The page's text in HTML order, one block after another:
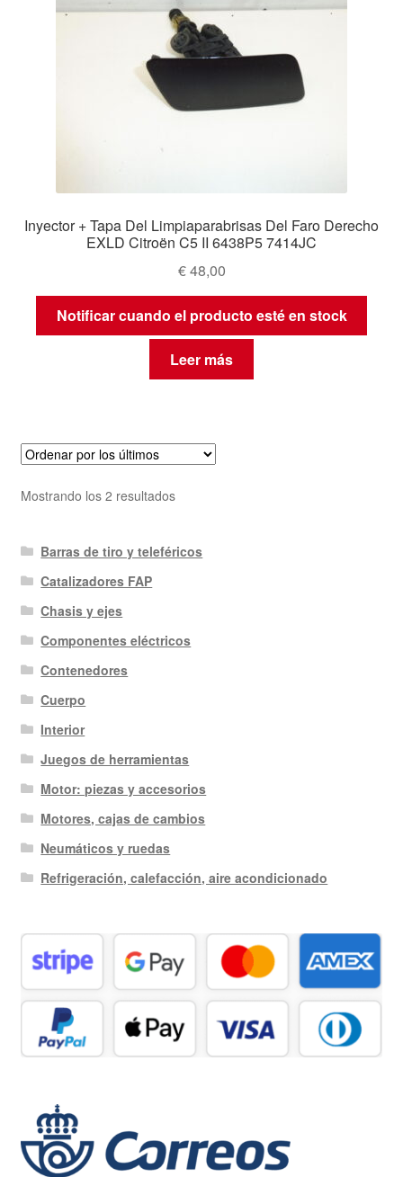
Inyector + Tapa Del Limpiaparabrisas Del Faro Derecho
EXLD Citroën C5 II 6438P5 7414JC
€48,00
Notificar cuando el producto esté en stock
Leer más
Mostrando los 2 resultadosOrdenado
últimos
Barras de tiro y teleféricos
Catalizadores FAP
Chasis y ejes
Componentes eléctricos
Contenedores
Cuerpo
Interior
Juegos de herramientas
Motor: piezas y accesorios
Motores, cajas de cambios
Neumáticos y ruedas
Refrigeración, calefacción, aire acondicionado